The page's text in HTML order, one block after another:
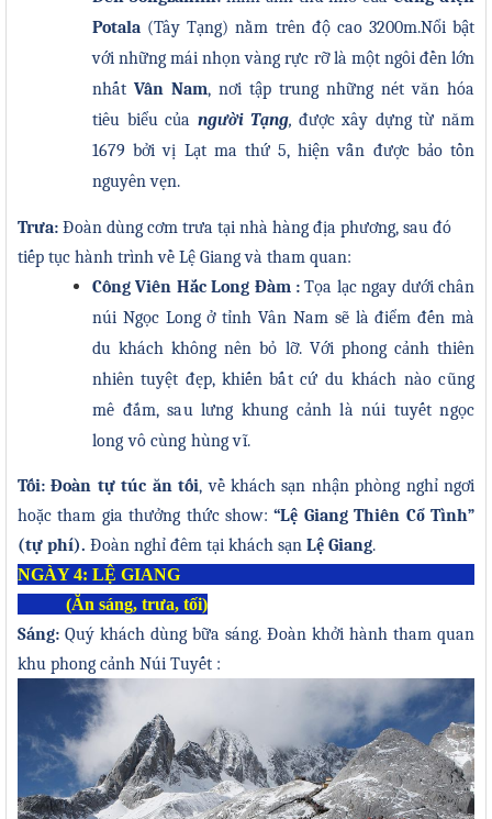
Potala (Tây Tạng) nằm trên độ cao 3200m.Nổi bật
với những mái nhọn vàng rực rỡ là một ngôi đền lớn
nhất Vân Nam, nơi tập trung những nét văn hóa
tiêu biểu của người Tạng, được xây dựng từ năm
1679 bởi vị Lạt ma thứ 5, hiện vẫn được bảo tồn
nguyên vẹn.
Trưa: Đoàn dùng cơm trưa tại nhà hàng địa phương, sau đó
tiếp tục hành trình về Lệ Giang và tham quan:
Công Viên Hắc Long Đàm :Tọa lạc ngay dưới chân
núi Ngọc Long ở tỉnh Vân Nam sẽ là điểm đến mà
du khách không nên bỏ lỡ. Với phong cảnh thiên
nhiên tuyệt đẹp, khiếnbất cứ du khách nào cũng
mê đắm, sau lưng khung cảnh là núi tuyết ngọc
long vô cùng hùng vĩ.
Tối:Đoàn tự túc ăn tối, về khách sạn nhận phòng nghỉ ngơi
hoặc tham gia thưởng thức show:“Lệ Giang Thiên Cổ Tình”
(tự phí). Đoàn nghỉ đêm tại khách sạn Lệ Giang.
NGÀY 4: LỆ GIANG
(Ăn sáng, trưa, tối)
Sáng: Quý khách dùng bữa sáng. Đoàn khởi hành tham quan
khu phong cảnh Núi Tuyết :